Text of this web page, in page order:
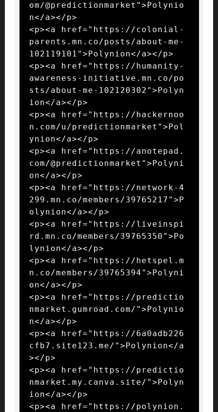
om/@predictionmarket">Polynio
n</a></p>
<p><a href="https://colonial-
parents.mn.co/posts/about-me-
102119101">Polynion</a></p>
<p><a href="https://humanity-
awareness-initiative.mn.co/po
sts/about-me-102120302">Polyn
ion</a></p>
<p><a href="https://hackernoo
n.com/u/predictionmarket">Pol
ynion</a></p>
<p><a href="https://anotepad.
com/@predictionmarket">Polyni
on</a></p>
<p><a href="https://network-4
299.mn.co/members/39765217">P
olynion</a></p>
<p><a href="https://liveinspi
rd.mn.co/members/39765350">Po
lynion</a></p>
<p><a href="https://hetspel.m
n.co/members/39765394">Polyni
on</a></p>
<p><a href="https://predictio
nmarket.gumroad.com/">Polynio
n</a></p>
<p><a href="https://6a0adb226
cfb7.site123.me/">Polynion</a
></p>
<p><a href="https://predictio
nmarket.my.canva.site/">Polyn
ion</a></p>
<p><a href="https://polynion.